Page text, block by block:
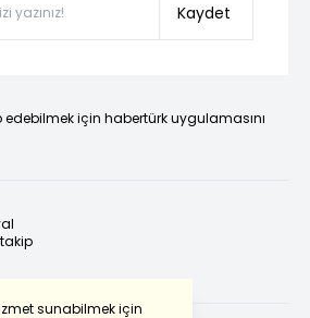
sunabilmek için
Kaydet
için habertürk uygulamasını